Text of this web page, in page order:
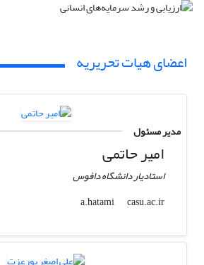
اعضای هیات تحریریه
مدیر مسئول
امیر حاتمی
استادیار دانشگاه دافوس
a.hatami
casu.ac.ir